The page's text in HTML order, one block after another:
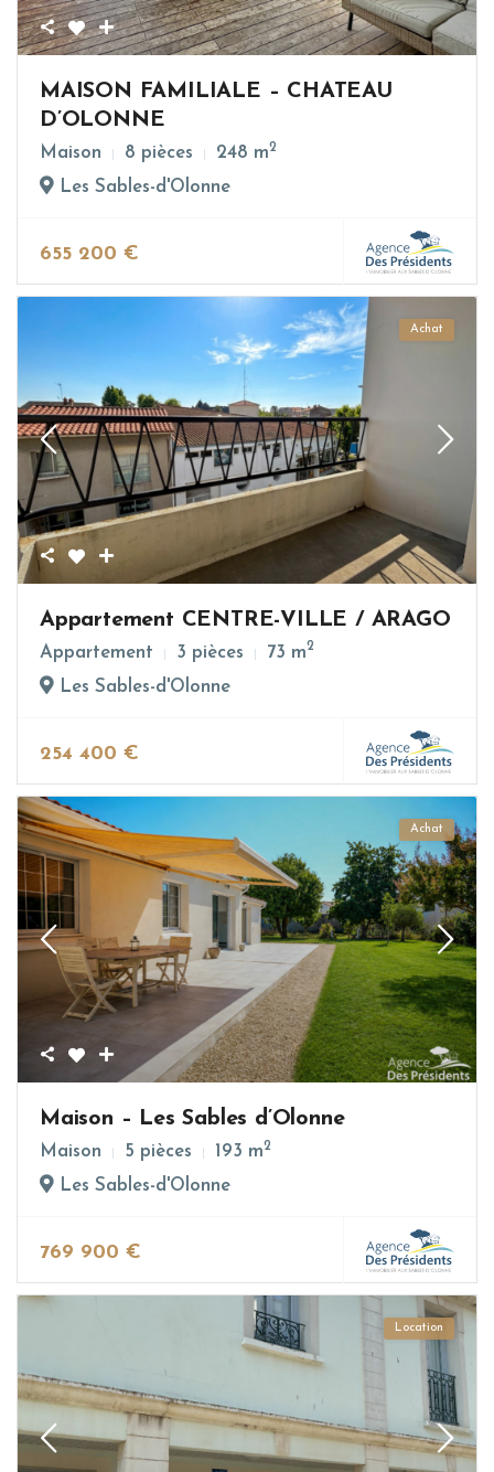
MAISON FAMILIALE – CHATEAU
D’OLONNE
Maison 8 pièces 248 m2
Les Sables-d'Olonne
655 200 €
Achat
Appartement CENTRE-VILLE / ARAGO
Appartement 3 pièces 73 m2
Les Sables-d'Olonne
254 400 €
Achat
Maison – Les Sables d’Olonne
Maison 5 pièces 193 m2
Les Sables-d'Olonne
769 900 €
Location